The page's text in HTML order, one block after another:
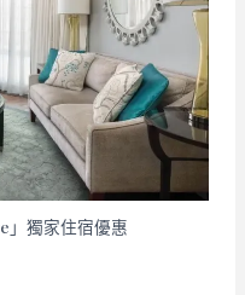
」獨家住宿優惠